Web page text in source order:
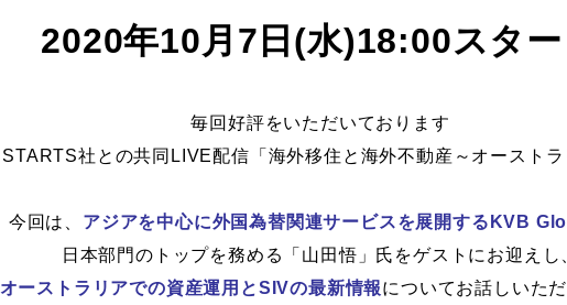
2020年10月7日(水)18:00スター
毎回好評をいただいております
STARTS社との共同LIVE配信「海外移住と海外不動産～オーストラ
今回は、 アジアを中心に外国為替関連サービスを展開するKVB
日本部門のトップを務める「山田悟」氏をゲストにお迎えし
オーストラリアでの資産運用とSIVの最新情報についてお話しいただ